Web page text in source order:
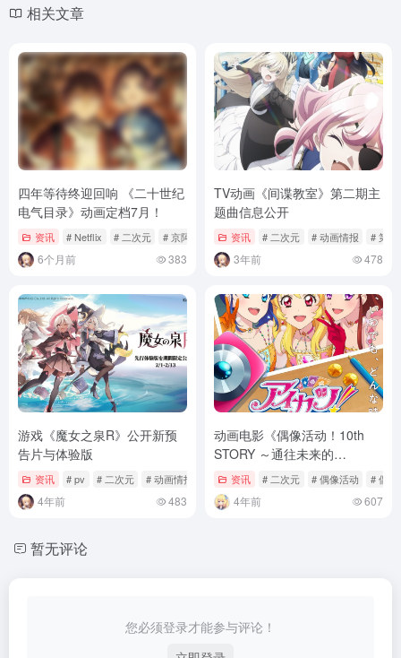
相关文章
四年等待终迎回响 《二十世纪
电气目录》动画定档7月！
资讯 # Netflix # 二次元 # 京阿尼
6个月前 383
TV动画《间谍教室》第二期主
题曲信息公开
资讯 # 二次元 # 动画情报 # 第二
3年前 478
游戏《魔女之泉R》公开新预
告片与体验版
资讯 # pv # 二次元 # 动画情报
4年前 483
动画电影《偶像活动！10th
STORY ～通往未来的
STARWAY～》先导PV公开
资讯 # 二次元 # 偶像活动 # 偶像
4年前 607
暂无评论
您必须登录才能参与评论！